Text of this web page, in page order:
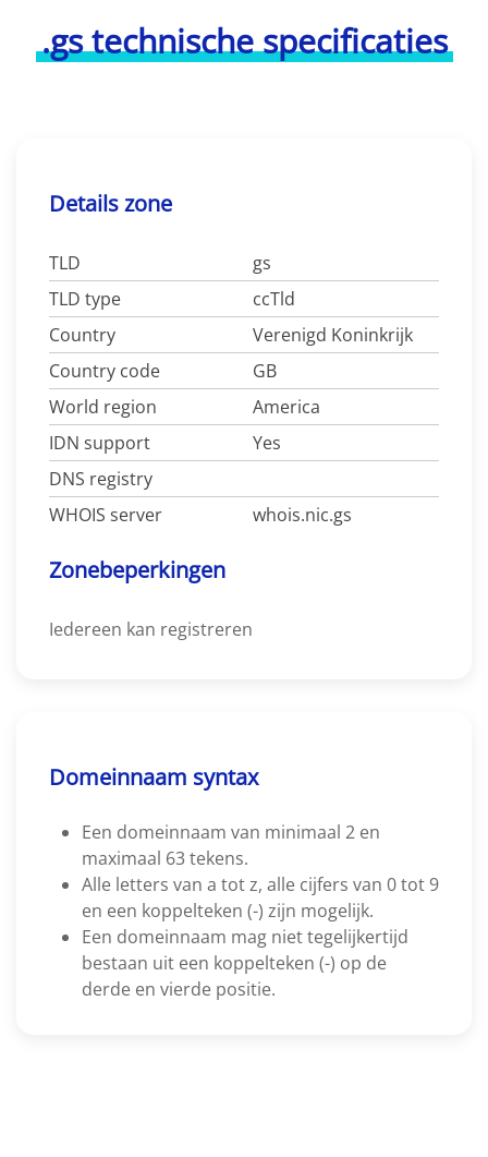
.gs technische specificaties
Details zone
TLD
gs
TLD type
ccTld
Country
Verenigd Koninkrijk
Country code
GB
World region
America
IDN support
Yes
DNS registry
WHOIS server
whois.nic.gs
Zonebeperkingen
Iedereen kan registreren
Domeinnaam syntax
Een domeinnaam van minimaal 2 en
maximaal 63 tekens.
Alle letters van a tot z, alle cijfers van 0 tot 9
en een koppelteken (-) zijn mogelijk.
Een domeinnaam mag niet tegelijkertijd
bestaan uit een koppelteken (-) op de
derde en vierde positie.